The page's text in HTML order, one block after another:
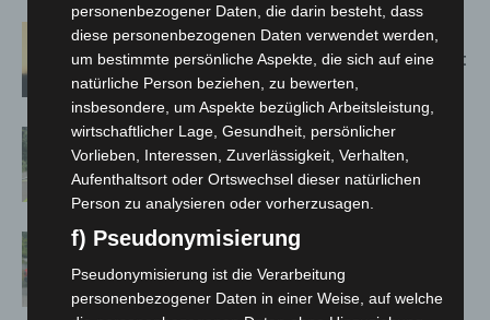
Hannover: Erste Tigermücken-
Population in Niedersachsen entdeckt
Brand im „Haus der Begegnung“ in
Neuwarmbüchen schnell eingedämmt
Region Hannover: 21 neue
Notfallsanitäter starten beim Roten
Kreuz
personenbezogener Daten, die darin besteht, dass
diese personenbezogenen Daten verwendet werden,
um bestimmte persönliche Aspekte, die sich auf eine
natürliche Person beziehen, zu bewerten,
insbesondere, um Aspekte bezüglich Arbeitsleistung,
wirtschaftlicher Lage, Gesundheit, persönlicher
Vorlieben, Interessen, Zuverlässigkeit, Verhalten,
Aufenthaltsort oder Ortswechsel dieser natürlichen
Person zu analysieren oder vorherzusagen.
f) Pseudonymisierung
Pseudonymisierung ist die Verarbeitung
personenbezogener Daten in einer Weise, auf welche